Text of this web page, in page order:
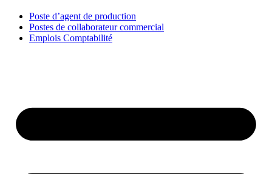
Poste d’agent de production
Postes de collaborateur commercial
Emplois Comptabilité